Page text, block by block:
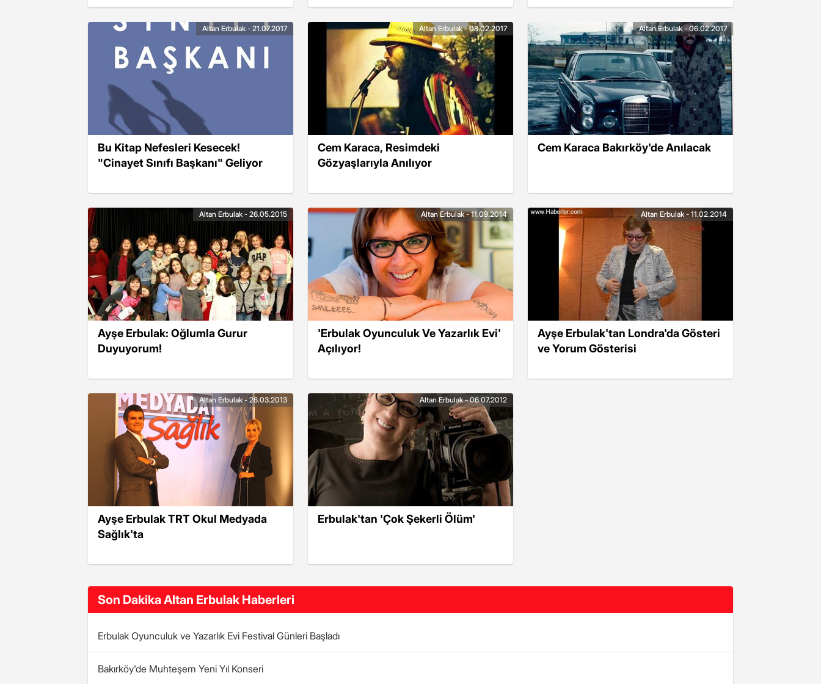
anlattı
Bu Kitap Nefesleri Kesecek!
"Cinayet Sınıfı Başkanı" Geliyor
Altan Erbulak - 21.07.2017
Cem Karaca, Resimdeki
Gözyaşlarıyla Anılıyor
Altan Erbulak - 08.02.2017
Cem Karaca Bakırköy'de Anılacak
Altan Erbulak - 06.02.2017
Ayşe Erbulak: Oğlumla Gurur
Duyuyorum!
Altan Erbulak - 26.05.2015
'Erbulak Oyunculuk Ve Yazarlık Evi'
Açılıyor!
Altan Erbulak - 11.09.2014
Ayşe Erbulak'tan Londra'da Gösteri
ve Yorum Gösterisi
Altan Erbulak - 11.02.2014
Ayşe Erbulak TRT Okul Medyada
Sağlık'ta
Altan Erbulak - 26.03.2013
Erbulak'tan 'Çok Şekerli Ölüm'
Altan Erbulak - 06.07.2012
Son Dakika Altan Erbulak Haberleri
Erbulak Oyunculuk ve Yazarlık Evi Festival Günleri Başladı
Bakırköy'de Muhteşem Yeni Yıl Konseri